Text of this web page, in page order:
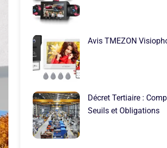
Avis TMEZON
Décret Tertiaire :
Seuils et Obligations